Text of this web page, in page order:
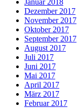
Dezember 2017
November 2017
Oktober 2017
September 2017
August 2017
Juli 2017
Juni 2017
Mai 2017
April 2017
März 2017
Februar 2017